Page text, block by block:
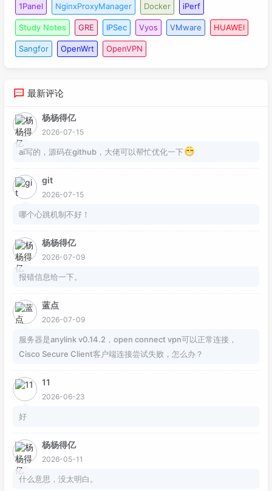
1Panel NginxProxyManager Docker iPerf
Study Notes GRE IPSec Vyos VMware HUAWEI
Sangfor OpenWrt OpenVPN
最新评论
杨杨得亿
2026-07-15
ai写的，源码在github，大佬可以帮忙优化一下
git
2026-07-15
哪个心跳机制不好！
杨杨得亿
2026-07-09
报错信息给一下。
蓝点
2026-07-09
服务器是anylink v0.14.2，open connect vpn可以正常连接，
Cisco Secure Client客户端连接尝试失败，怎么办？
11
2026-06-23
好
杨杨得亿
2026-05-11
什么意思，没太明白。